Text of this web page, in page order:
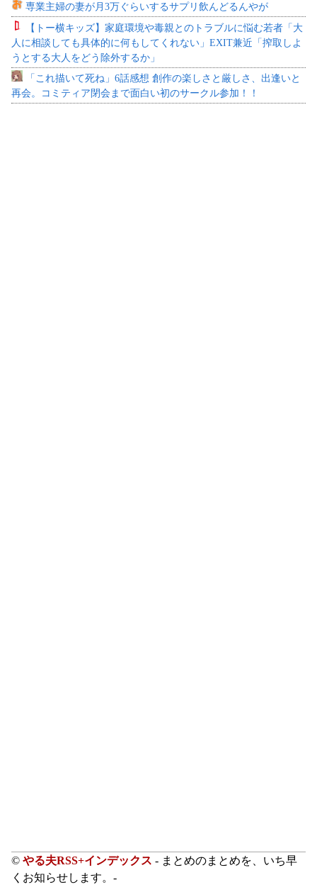
専業主婦の妻が月3万ぐらいするサプリ飲んどるんやが
【トー横キッズ】家庭環境や毒親とのトラブルに悩む若者「大
人に相談しても具体的に何もしてくれない」EXIT兼近「搾取しよ
うとする大人をどう除外するか」
「これ描いて死ね」6話感想 創作の楽しさと厳しさ、出逢いと
再会。コミティア閉会まで面白い初のサークル参加！！
© やる夫RSS+インデックス - まとめのまとめを、いち早
くお知らせします。-